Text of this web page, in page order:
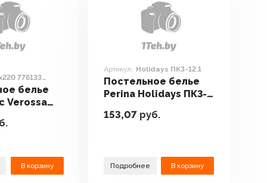
776133
белье
Verossa
В корзину
Артикул: Holidays ПК3-12.1
Постельное белье
Perina Holidays ПК3-
153,07 руб.
Подробнее В корзину